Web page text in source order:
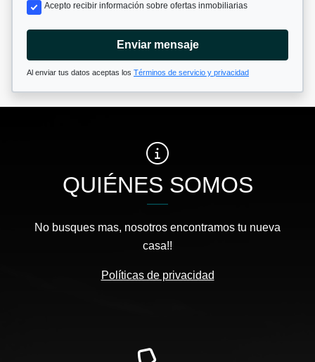
Acepto recibir información sobre ofertas inmobiliarias
Enviar mensaje
Al enviar tus datos aceptas los Términos de servicio y privacidad
QUIÉNES SOMOS
No busques mas, nosotros encontramos tu nueva
casa!!
Políticas de privacidad